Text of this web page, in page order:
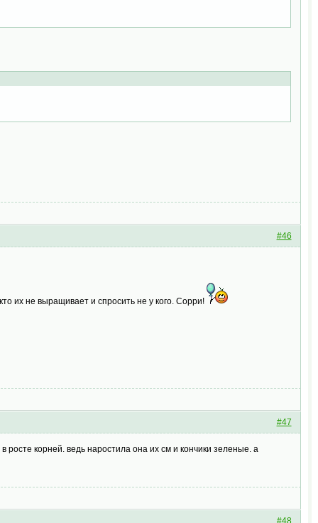
#46
их не выращивает и спросить не у кого. Сорри!
#47
корней. ведь наростила она их см и кончики зеленые. а
#48